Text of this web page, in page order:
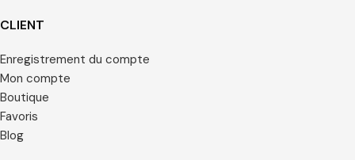
CLIENT
Enregistrement du compte
Mon compte
Boutique
Favoris
Blog